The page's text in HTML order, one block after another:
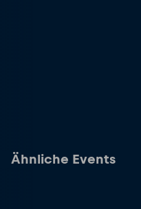
Ähnliche Events